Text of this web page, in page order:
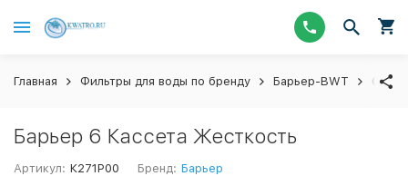
Главная Фильтры для воды по бренду Барьер-BWT
Барьер 6 Кассета Жесткость
Артикул: К271Р00 Бренд: Барьер